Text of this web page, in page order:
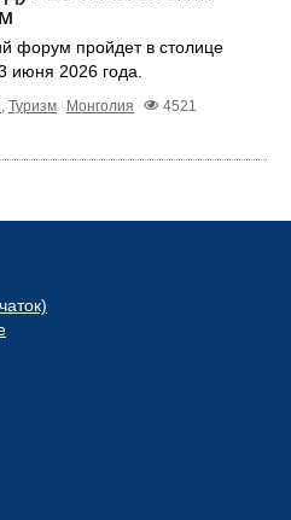
форум пройдет в столице
июня 2026 года.
, Туризм Монголия
4521